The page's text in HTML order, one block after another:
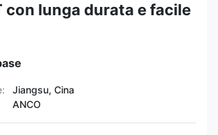
con lunga durata e facile
Jiangsu, Cina
ANCO